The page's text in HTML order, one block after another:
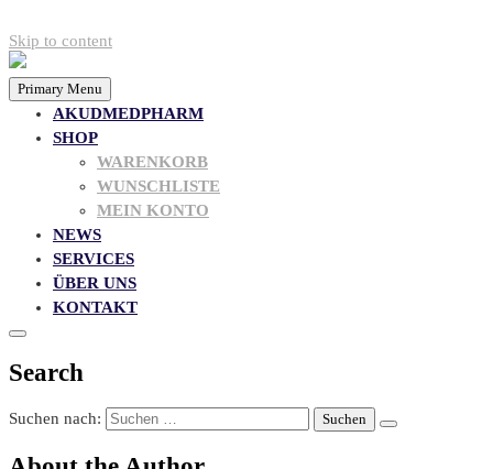
Skip to content
Primary Menu
AKUDMEDPHARM
SHOP
WARENKORB
WUNSCHLISTE
MEIN KONTO
NEWS
SERVICES
ÜBER UNS
KONTAKT
Search
Suchen nach: